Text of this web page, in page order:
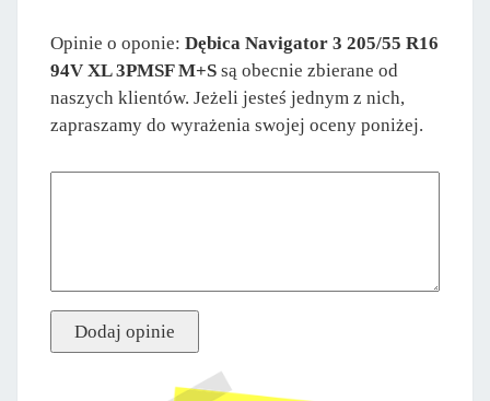
Opinie o oponie: Dębica Navigator 3 205/55 R16
94V XL 3PMSF M+S są obecnie zbierane od
naszych klientów. Jeżeli jesteś jednym z nich,
zapraszamy do wyrażenia swojej oceny poniżej.